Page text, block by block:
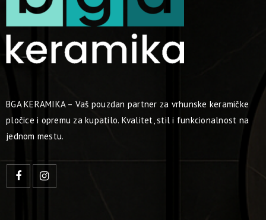
BGA KERAMIKA – Vaš pouzdan partner za vrhunske keramičke
pločice i opremu za kupatilo. Kvalitet, stil i funkcionalnost na
jednom mestu.